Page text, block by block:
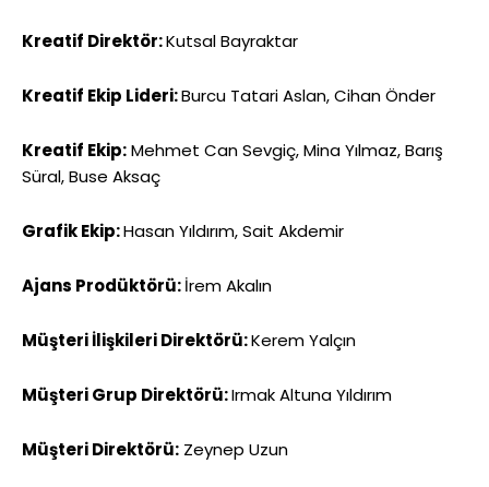
Kreatif Direktör:Kutsal Bayraktar
Kreatif Ekip Lideri:Burcu Tatari Aslan, Cihan Önder
Kreatif Ekip:Mehmet Can Sevgiç, Mina Yılmaz, Barış
Süral, Buse Aksaç
Grafik Ekip:Hasan Yıldırım, Sait Akdemir
Ajans Prodüktörü:İrem Akalın
Müşteri İlişkileri Direktörü:Kerem Yalçın
Müşteri Grup Direktörü:Irmak Altuna Yıldırım
Müşteri Direktörü: Zeynep Uzun